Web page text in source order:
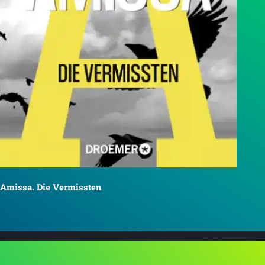
Amissa. Die Vermissten